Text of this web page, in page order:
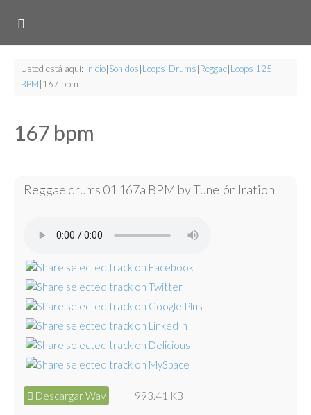
Usted está aquí: Inicio Sonidos Loops Drums Reggae Loops 125
BPM 167 bpm
167 bpm
Reggae drums 01 167a BPM by Tunelón Iration
Descargar Wav 993.41 KB